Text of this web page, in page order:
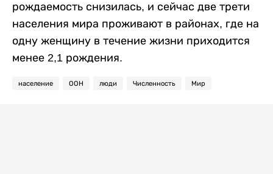
рождаемость снизилась, и сейчас две трети
населения мира проживают в районах, где на
одну женщину в течение жизни приходится
менее 2,1 рождения.
население ООН люди Численность Мир